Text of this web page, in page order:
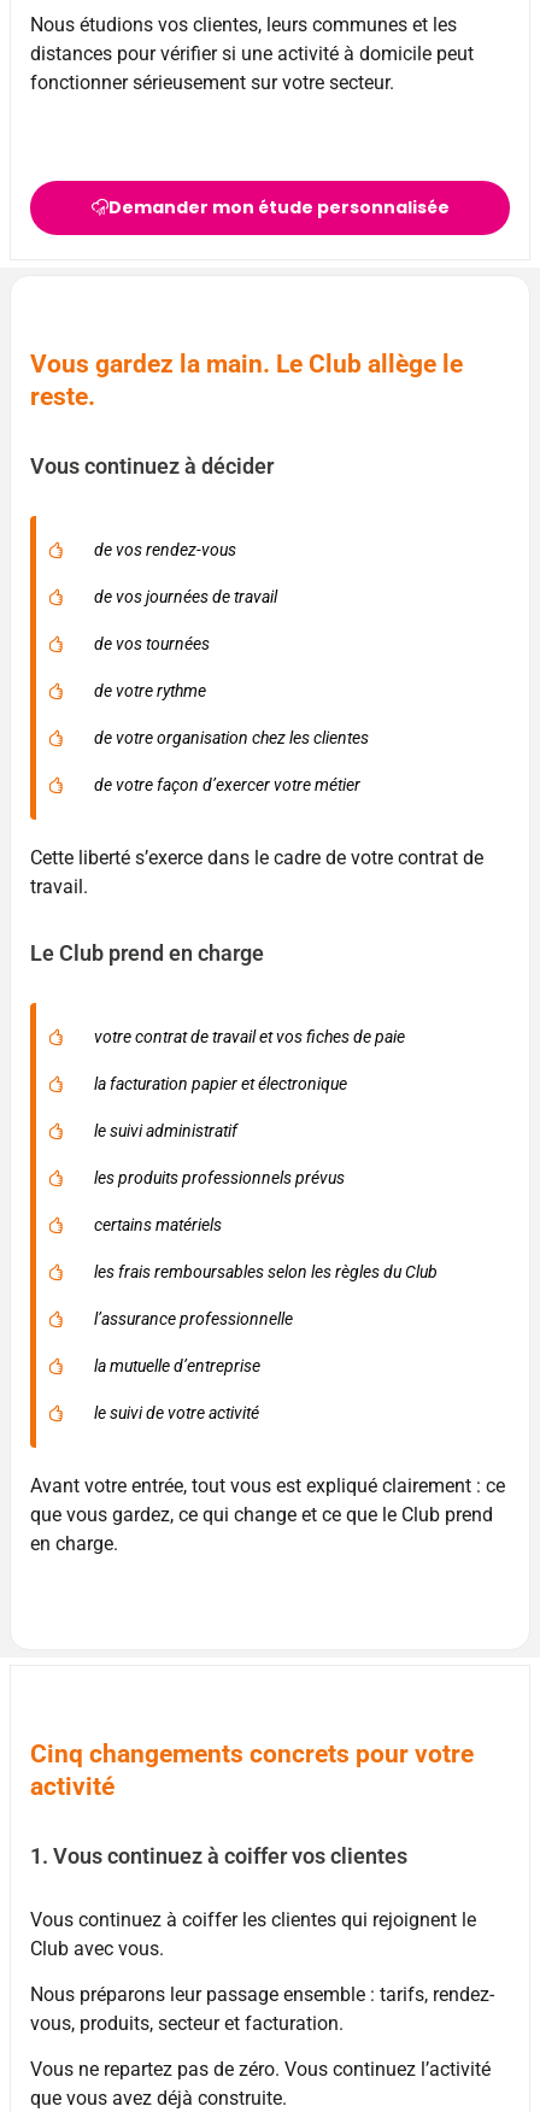
Nous étudions vos clientes, leurs communes et les
distances pour vérifier si une activité à domicile peut
fonctionner sérieusement sur votre secteur.
Demander mon étude personnalisée
Vous gardez la main. Le Club allège le
reste.
Vous continuez à décider
de vos rendez-vous
de vos journées de travail
de vos tournées
de votre rythme
de votre organisation chez les clientes
de votre façon d’exercer votre métier
Cette liberté s’exerce dans le cadre de votre contrat de
travail.
Le Club prend en charge
votre contrat de travail et vos fiches de paie
la facturation papier et électronique
le suivi administratif
les produits professionnels prévus
certains matériels
les frais remboursables selon les règles du Club
l’assurance professionnelle
la mutuelle d’entreprise
le suivi de votre activité
Avant votre entrée, tout vous est expliqué clairement : ce
que vous gardez, ce qui change et ce que le Club prend
en charge.
Cinq changements concrets pour votre
activité
1. Vous continuez à coiffer vos clientes
Vous continuez à coiffer les clientes qui rejoignent le
Club avec vous.
Nous préparons leur passage ensemble : tarifs, rendez-
vous, produits, secteur et facturation.
Vous ne repartez pas de zéro. Vous continuez l’activité
que vous avez déjà construite.